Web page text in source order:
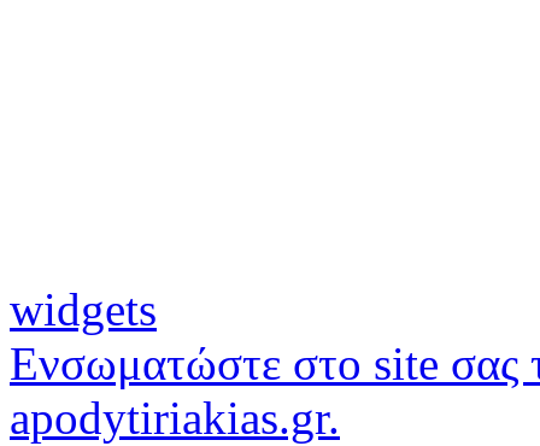
widgets
Ενσωματώστε στο site σας
apodytiriakias.gr.